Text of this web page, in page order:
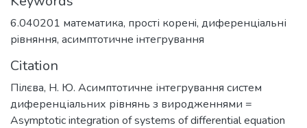
6.040201 математика, прості коренi, диференцiальні
рiвняння, асимптотичне iнтегрування
Citation
Пілєва, Н. Ю. Асимптотичне інтегрування систем
диференціальних рівнянь з виродженнями =
Asymptotic integration of systems of differential equation